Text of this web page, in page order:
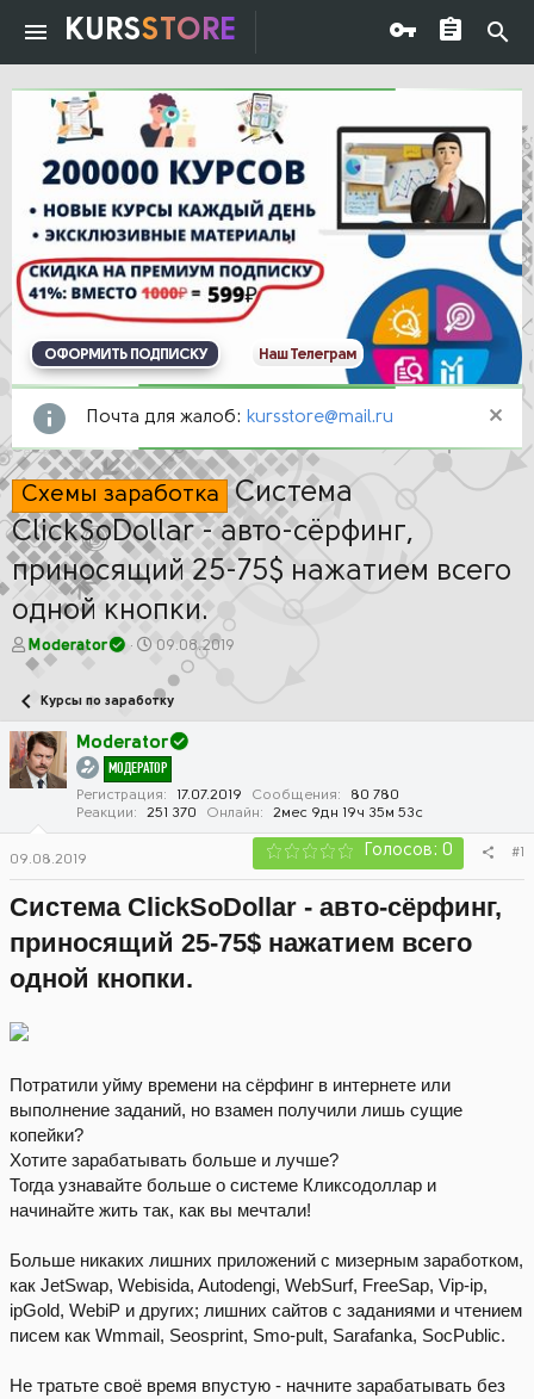
KURSSTORE
ОФОРМИТЬ ПОДПИСКУ Наш Телеграм
Почта для жалоб: kursstore@mail.ru
Схемы заработка Система
ClickSoDollar - авто-сёрфинг,
приносящий 25-75$ нажатием всего
одной кнопки.
А
в
о
р
т
е
Moderator
Д
т
а
а
ч
а
л
а
09.08.2019
Курсы по заработку
Moderator
МОДЕРАТОР
Регистрация 17.07.2019 Сообщения
80 780
Реакции
251 370 Онлайн 2мес 9дн 19ч 35м 53с
09.08.2019 Голосов: 0 #1
Система ClickSoDollar - авто-сёрфинг,
приносящий 25-75$ нажатием всего
одной кнопки.
Потратили уйму времени на сёрфинг в интернете или
выполнение заданий, но взамен получили лишь сущие
копейки?
Хотите зарабатывать больше и лучше?
Тогда узнавайте больше о системе Кликсодоллар и
начинайте жить так, как вы мечтали!
Больше никаких лишних приложений с мизерным заработком,
как JetSwap, Webisida, Autodengi, WebSurf, FreeSap, Vip-ip,
ipGold, WebiP и других; лишних сайтов с заданиями и чтением
писем как Wmmail, Seosprint, Smo-pult, Sarafanka, SocPublic.
Не тратьте своё время впустую - начните зарабатывать без